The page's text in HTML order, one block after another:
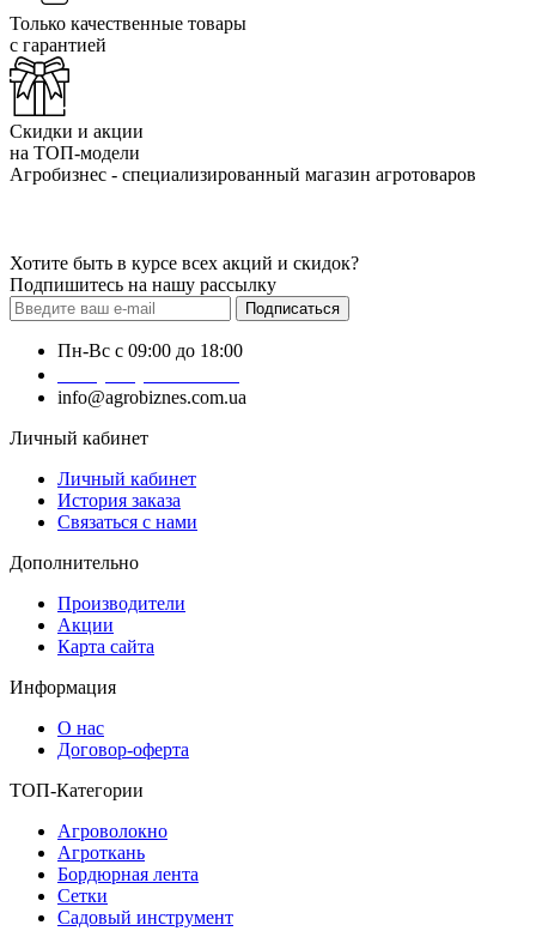
Только качественные товары
с гарантией
Скидки и акции
на ТОП-модели
Агробизнес - специализированный магазин агротоваров
Хотите быть в курсе всех акций и скидок?
Подпишитесь на нашу рассылку
Подписаться
Пн-Вс с 09:00 до 18:00
info@agrobiznes.com.ua
Личный кабинет
Личный кабинет
История заказа
Связаться с нами
Дополнительно
Производители
Акции
Карта сайта
Информация
О нас
Договор-оферта
ТОП-Категории
Агроволокно
Агроткань
Бордюрная лента
Сетки
Садовый инструмент